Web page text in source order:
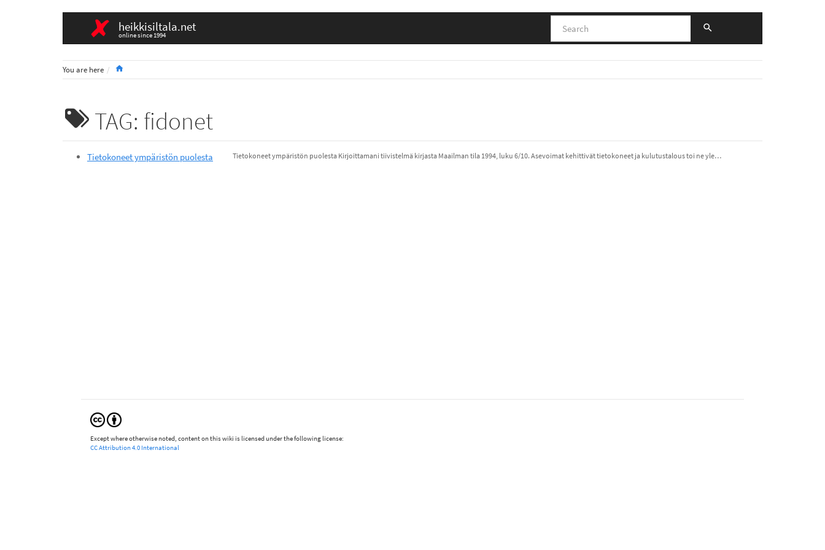
heikkisiltala.net
online since 1994
You are here
TAG: fidonet
Tietokoneet ympäristön puolesta Tietokoneet ympäristön puolesta Kirjoittamani tiivistelmä kirjasta Maailman tila 1994, luku 6/10. Asevoimat kehittivät tietokoneet ja kulutustalous toi ne yle…
Except where otherwise noted, content on this wiki is licensed under the following license:
CC Attribution 4.0 International